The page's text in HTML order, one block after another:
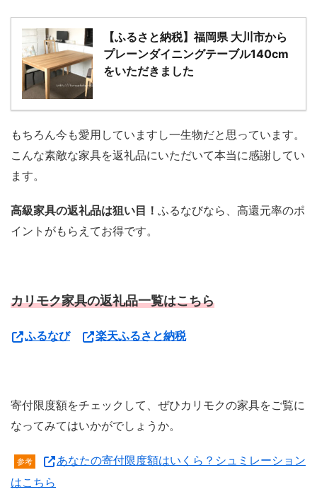
【ふるさと納税】福岡県 大川市から
プレーンダイニングテーブル140cm
をいただきました
もちろん今も愛用していますし一生物だと思っています。
こんな素敵な家具を返礼品にいただいて本当に感謝してい
ます。
高級家具の返礼品は狙い目！ ふるなびなら、高還元率のポ
イントがもらえてお得です。
カリモク家具の返礼品一覧はこちら
ふるなび 楽天ふるさと納税
寄付限度額をチェックして、ぜひカリモクの家具をご覧に
なってみてはいかがでしょうか。
参考
あなたの寄付限度額はいくら？シュミレーション
はこちら